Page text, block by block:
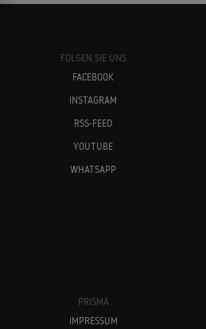
FOLGEN SIE UNS
FACEBOOK
INSTAGRAM
RSS-FEED
YOUTUBE
WHATSAPP
PRISMA
IMPRESSUM